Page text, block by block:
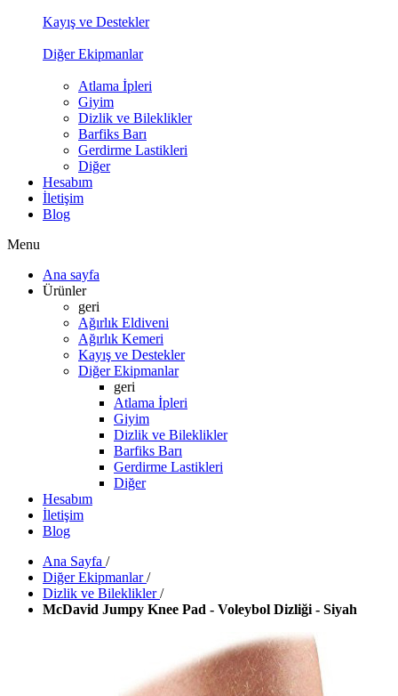
Kayış ve Destekler
Diğer Ekipmanlar
Atlama İpleri
Giyim
Dizlik ve Bileklikler
Barfiks Barı
Gerdirme Lastikleri
Diğer
Hesabım
İletişim
Blog
Menu
Ana sayfa
Ürünler
geri
Ağırlık Eldiveni
Ağırlık Kemeri
Kayış ve Destekler
Diğer Ekipmanlar
geri
Atlama İpleri
Giyim
Dizlik ve Bileklikler
Barfiks Barı
Gerdirme Lastikleri
Diğer
Hesabım
İletişim
Blog
Ana Sayfa /
Diğer Ekipmanlar /
Dizlik ve Bileklikler /
McDavid Jumpy Knee Pad - Voleybol Dizliği - Siyah